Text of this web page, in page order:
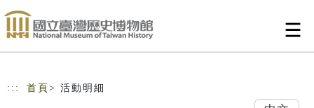
跳到主要內容
網站導覽
::: 首頁 > 活動明細
中文